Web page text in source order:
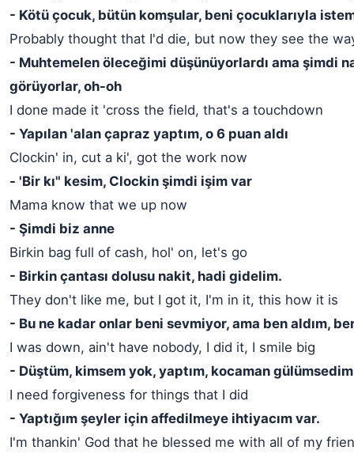
- Kötü çocuk, bütün komşular, beni çocuklarıyla
Probably thought that I'd die, but now they see the
- Muhtemelen öleceğimi düşünüyorlardı ama şimdi
görüyorlar, oh-oh
I done made it 'cross the field, that's a touchdown
- Yapılan 'alan çapraz yaptım, o 6 puan aldı
Clockin' in, cut a ki', got the work now
- 'Bir kı" kesim, Clockin şimdi işim var
Mama know that we up now
- Şimdi biz anne
Birkin bag full of cash, hol' on, let's go
- Birkin çantası dolusu nakit, hadi gidelim.
They don't like me, but I got it, I'm in it, this how it is
- Bu ne kadar onlar beni sevmiyor, ama ben aldım,
I was down, ain't have nobody, I did it, I smile big
- Düştüm, kimsem yok, yaptım, kocaman gülümsedim
I need forgiveness for things that I did
- Yaptığım şeyler için affedilmeye ihtiyacım var.
I'm thankin' God that he blessed me with all of my